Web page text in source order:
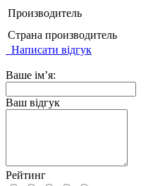
Производитель
Страна производитель
Написати відгук
Ваше ім’я:
Ваш відгук
Рейтинг